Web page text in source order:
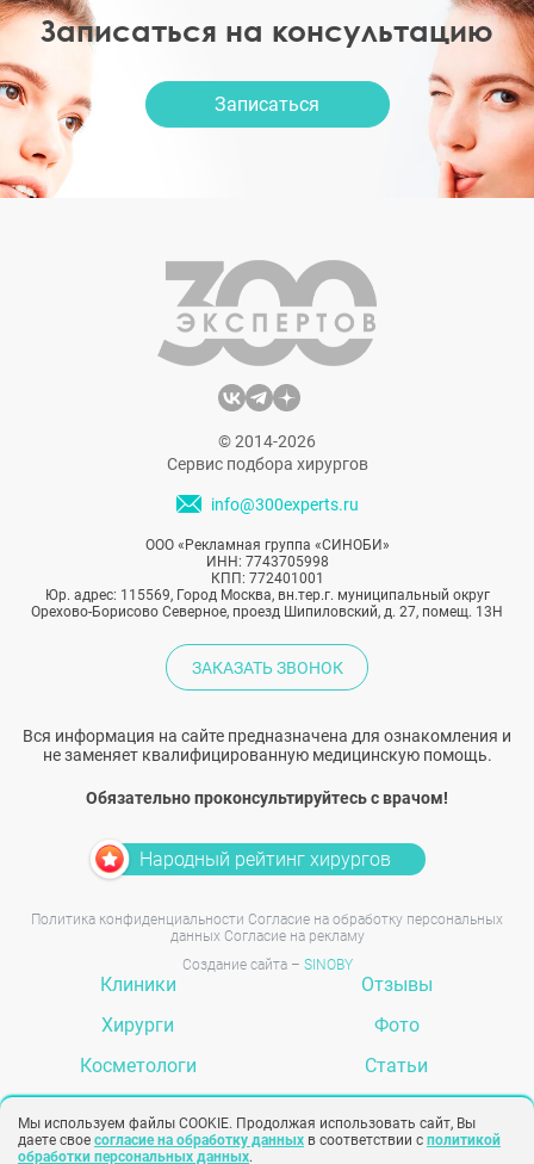
Записаться на консультацию
Записаться
© 2014-2026
Сервис подбора хирургов
info@300experts.ru
ООО «Рекламная группа «СИНОБИ»
ИНН: 7743705998
КПП: 772401001
Юр. адрес: 115569, Город Москва, вн.тер.г. муниципальный округ
Орехово-Борисово Северное, проезд Шипиловский, д. 27, помещ. 13Н
ЗАКАЗАТЬ ЗВОНОК
Вся информация на сайте предназначена для ознакомления и
не заменяет квалифицированную медицинскую помощь.
Обязательно проконсультируйтесь с врачом!
Народный рейтинг хирургов
Политика конфиденциальности Согласие на обработку персональных
данных Согласие на рекламу
Создание сайта – SINOBY
Клиники
Хирурги
Косметологи
Отзывы
Фото
Статьи
Мы используем файлы COOKIE. Продолжая использовать сайт, Вы
даете свое согласие на обработку данных в соответствии с политикой
обработки персональных данных.